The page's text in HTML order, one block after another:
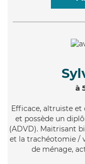
à
Efficace, altruiste et
et possède un
(ADVD). Maitrisant
et la trachéotomie /
de ménage,